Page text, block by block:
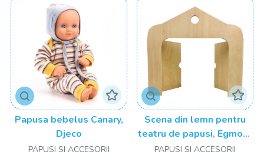
Papusa bebelus Canary,
Djeco
PAPUSI SI ACCESORII
Scena din lemn pentru
teatru de papusi, Egmont
Toys
PAPUSI SI ACCESORII